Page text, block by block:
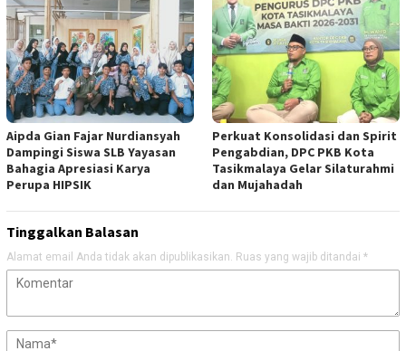
Aipda Gian Fajar Nurdiansyah
Dampingi Siswa SLB Yayasan
Bahagia Apresiasi Karya
Perupa HIPSIK
Perkuat Konsolidasi dan Spirit
Pengabdian, DPC PKB Kota
Tasikmalaya Gelar Silaturahmi
dan Mujahadah
Tinggalkan Balasan
Alamat email Anda tidak akan dipublikasikan. Ruas yang wajib ditandai *